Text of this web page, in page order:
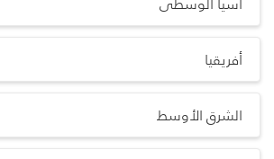
أفريقيا
الشرق الأوسط